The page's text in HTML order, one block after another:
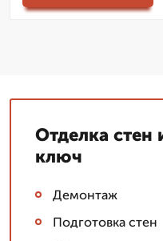
Отделка стен
ключ
Демонтаж
Подготовка стен